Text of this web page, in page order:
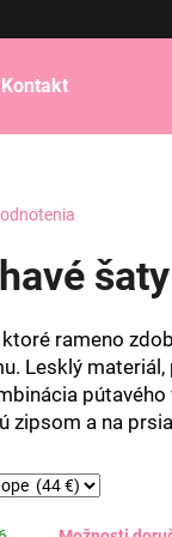
Kontakt
rameno
Lesklý
zipsom a na